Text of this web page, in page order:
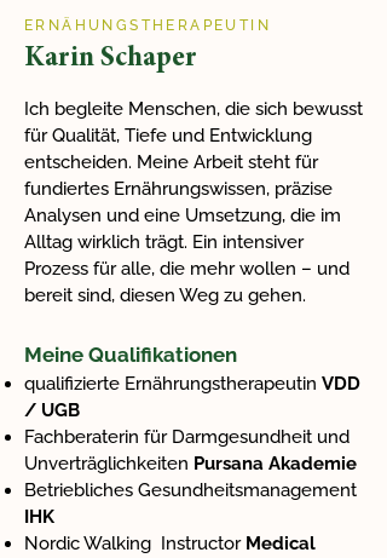
ERNÄHUNGSTHERAPEUTIN
Karin Schaper
Ich begleite Menschen, die sich bewusst
für Qualität, Tiefe und Entwicklung
entscheiden. Meine Arbeit steht für
fundiertes Ernährungswissen, präzise
Analysen und eine Umsetzung, die im
Alltag wirklich trägt. Ein intensiver
Prozess für alle, die mehr wollen – und
bereit sind, diesen Weg zu gehen.
​Meine Qualifikationen
qualifizierte Ernährungstherapeutin VDD
/ UGB
Fachberaterin für Darmgesundheit und
Unverträglichkeiten Pursana Akademie
Betriebliches Gesundheitsmanagement
IHK
Nordic Walking InstructorMedical